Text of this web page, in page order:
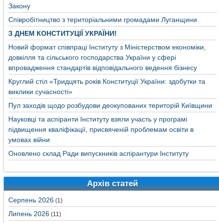
Закону
Співробітництво з територіальними громадами Луганщини
З ДНЕМ КОНСТИТУЦІЇ УКРАЇНИ!
Новий формат співпраці Інституту з Міністерством економіки,
довкілля та сільського господарства України у сфері
впровадження стандартів відповідального ведення бізнесу
Круглий стіл «Тридцять років Конституції України: здобутки та
виклики сучасності»
Пул заходів щодо розбудови деокупованих територій Київщини
Науковці та аспіранти Інституту взяли участь у програмі
підвищення кваліфікації, присвяченій проблемам освіти в
умовах війни
Оновлено склад Ради випускників аспірантури Інституту
Архів статей
Серпень 2026 (1)
Липень 2026 (11)